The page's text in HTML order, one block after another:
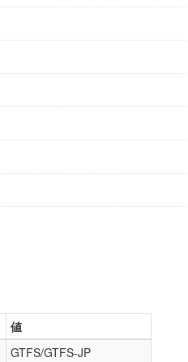
値
GTFS/GTFS-JP